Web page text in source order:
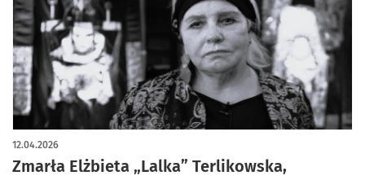
Zmarła Elżbieta „Lalka” Terlikowska,
12.04.2026